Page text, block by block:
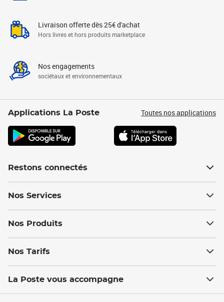
Livraison offerte dès 25€ d'achat
Hors livres et hors produits marketplace
Nos engagements
sociétaux et environnementaux
Applications La Poste Toutes nos applications
Restons connectés
Nos Services
Nos Produits
Nos Tarifs
La Poste vous accompagne